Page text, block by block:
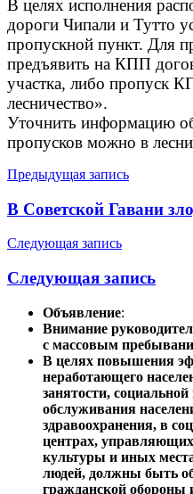
В целях исполнения
дороги Чипали и Тутто
пропускной пункт. Для
предъявить на КПП
участка, либо пропуск
лесничество».
Уточнить информацию
пропусков можно в
Навигация
по
Предыдущая запись
В Советской Гавани
Следующая запись
Следующая запись
Объявление:
Внимание
с массовым
В целях повышения
неработающего
занятости,
обслуживания
здравоохранения, в
центрах,
культуры и иных
людей, должны быть
гражданской